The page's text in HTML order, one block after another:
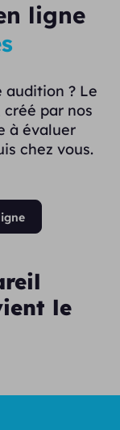
ligne
audition ? Le
par nos
à évaluer
chez vous.
le